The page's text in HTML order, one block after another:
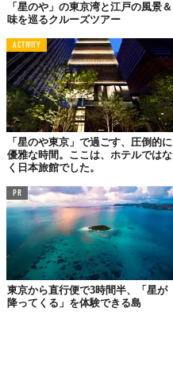
「星のや」の東京湾と江戸の風景＆
味を巡るクルーズツアー
ACTIVITY
「星のや東京」で過ごす、圧倒的に
優雅な時間。ここは、ホテルではな
く日本旅館でした。
PR
東京から直行便で3時間半、「星が
降ってくる」を体験できる島